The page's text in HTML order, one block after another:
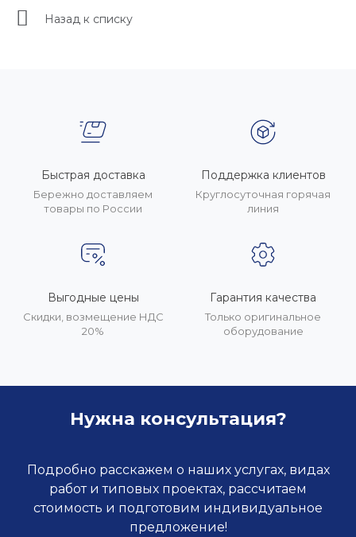
Назад к списку
Быстрая доставка
Бережно доставляем
товары по России
Поддержка клиентов
Круглосуточная горячая
линия
Выгодные цены
Скидки, возмещение НДС
20%
Гарантия качества
Только оригинальное
оборудование
Нужна консультация?
Подробно расскажем о наших услугах, видах
работ и типовых проектах, рассчитаем
стоимость и подготовим индивидуальное
предложение!